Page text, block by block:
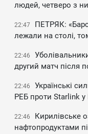
людей, четверо з
22:47
ПЕТРЯК:
лежали на столі,
22:46
другий матч після
22:46
Українські
РЕБ проти Starlink
22:46
Кирилівське
нафтопродуктами